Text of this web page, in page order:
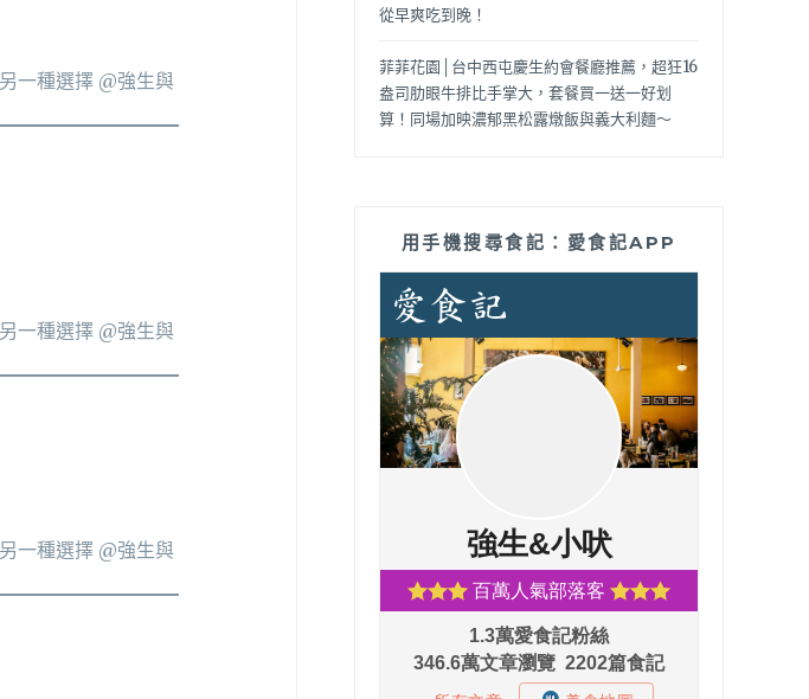
從早爽吃到晚！
菲菲花園│台中西屯慶生約會餐廳推薦，超狂16
盎司肋眼牛排比手掌大，套餐買一送一好划
算！同場加映濃郁黑松露燉飯與義大利麵～
用手機搜尋食記：愛食記APP